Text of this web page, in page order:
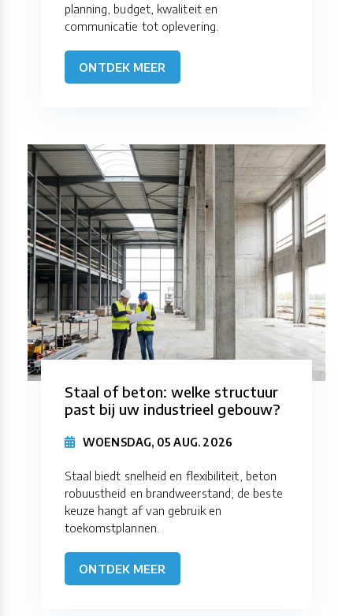
planning, budget, kwaliteit en
communicatie tot oplevering.
ONTDEK MEER
Staal of beton: welke structuur
past bij uw industrieel gebouw?
WOENSDAG, 05 AUG. 2026
Staal biedt snelheid en flexibiliteit, beton
robuustheid en brandweerstand; de beste
keuze hangt af van gebruik en
toekomstplannen.
ONTDEK MEER